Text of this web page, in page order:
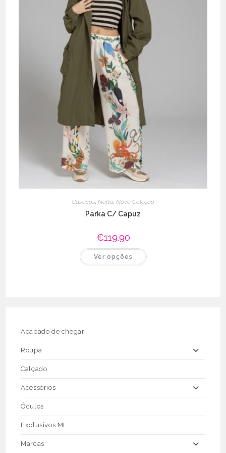
page
Casacos, Nafta, Nova Coleção
Parka C/ Capuz
€119.90
Ver opções
product
Acabado de chegar
Roupa
Calçado
Acessórios
Óculos
Exclusivos ML
Marcas